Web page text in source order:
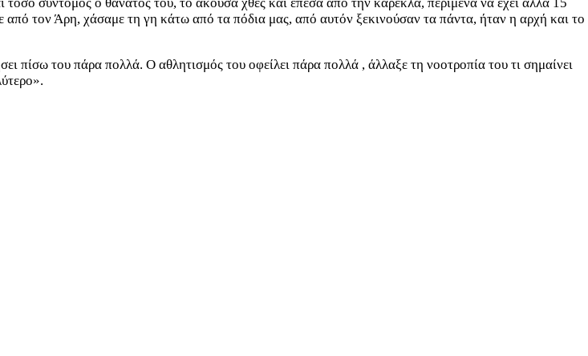
από τον Άρη, χάσαμε τη γη κάτω από τα πόδια μας, από αυτόν ξεκινούσαν τα πάντα, ήταν η αρχή και το
πίσω του πάρα πολλά. Ο αθλητισμός του οφείλει πάρα πολλά , άλλαξε τη νοοτροπία του τι σημαίνει